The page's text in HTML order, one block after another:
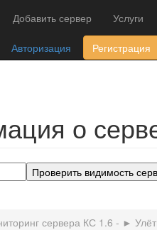
Добавить сервер Услуги
Авторизация Регистрация
о
Проверить видимость
сервера КС 1.6 - ►